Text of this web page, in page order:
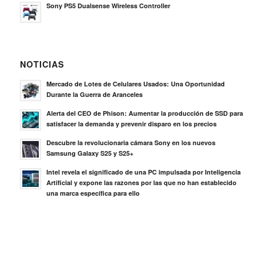
Sony PS5 Dualsense Wireless Controller
NOTICIAS
Mercado de Lotes de Celulares Usados: Una Oportunidad
Durante la Guerra de Aranceles
Alerta del CEO de Phison: Aumentar la producción de SSD para
satisfacer la demanda y prevenir disparo en los precios
Descubre la revolucionaria cámara Sony en los nuevos
Samsung Galaxy S25 y S25+
Intel revela el significado de una PC impulsada por Inteligencia
Artificial y expone las razones por las que no han establecido
una marca específica para ello